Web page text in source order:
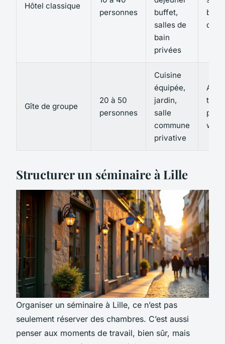
Hôtel classique
personnes
buffet,
salles de
bain
privées
bon
Gîte de groupe
20 à 50
personnes
Cuisine
équipée,
jardin,
salle
commune
privative
pour
Structurer un séminaire à Lille
Organiser un séminaire à Lille, ce n’est pas
seulement réserver des chambres. C’est aussi
penser aux moments de travail, bien sûr, mais